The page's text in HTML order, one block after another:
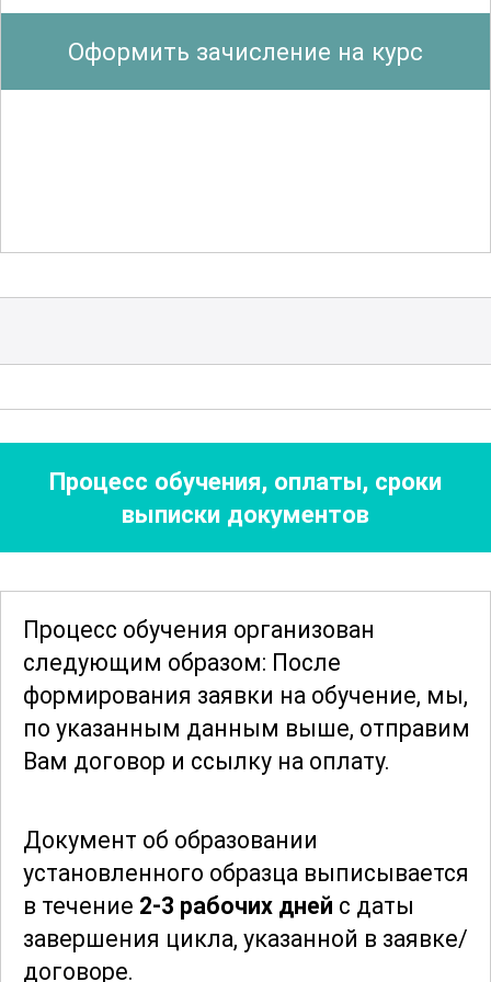
выбросов вредных веществ. Это важно
для создания экологически безопасных
демонстрируют, как применение
Дополнительно в курсе
рассматриваются вопросы, связанные с
экологическим мониторингом и
оценкой воздействия на окружающую
среду. Это включает методы оценки
экологического ущерба и способы
внедрения экологически чистых
технологий. Применение этих знаний
на практике способствует не только
защите природы, но и улучшению
качества жизни населения.
Погружение в тематику курса позволит
участникам понять важность
комплексного подхода к охране
окружающей среды. Это включает
Оформить зачисление на курс
Процесс обучения, оплаты, сроки
выписки документов
Процесс обучения организован
следующим образом: После
формирования заявки на обучение, мы,
по указанным данным выше, отправим
Вам договор и ссылку на оплату.
Документ об образовании
установленного образца выписывается
в течение 2-3 рабочих дней с даты
завершения цикла, указанной в заявке/
договоре.